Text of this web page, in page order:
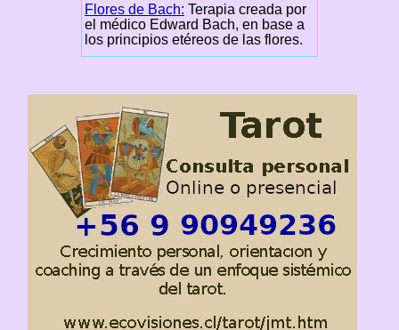
Flores de Bach: Terapia creada por
el médico Edward Bach, en base a
los principios etéreos de las flores.